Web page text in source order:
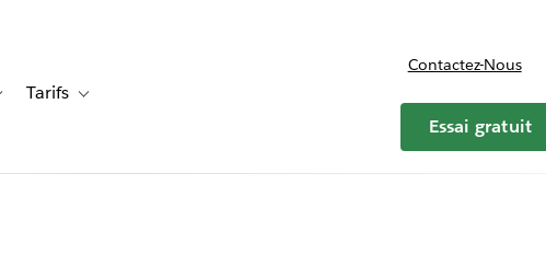
sub-navigation for Centre de ressources
Tarifs Toggle sub-navigation for Tarifs
Contactez-Nous
Essai gratuit